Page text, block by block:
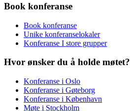
Book konferanse
Book konferanse
Unike konferanselokaler
Konferanse I store grupper
Hvor ønsker du å holde møtet?
Konferanse i Oslo
Konferanse i Gøteborg
Konferanse i København
Møte i Stockholm